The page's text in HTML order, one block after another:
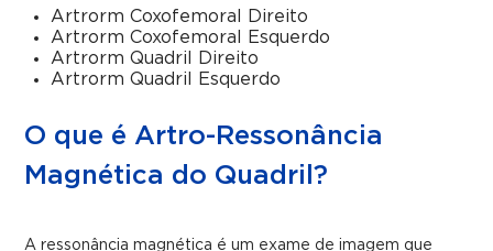
Artrorm Coxofemoral Direito
Artrorm Coxofemoral Esquerdo
Artrorm Quadril Direito
Artrorm Quadril Esquerdo
O que é Artro-Ressonância
Magnética do Quadril?
A ressonância magnética é um exame de imagem que